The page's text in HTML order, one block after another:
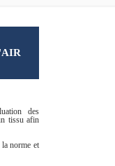
des
tissu afin
la norme et